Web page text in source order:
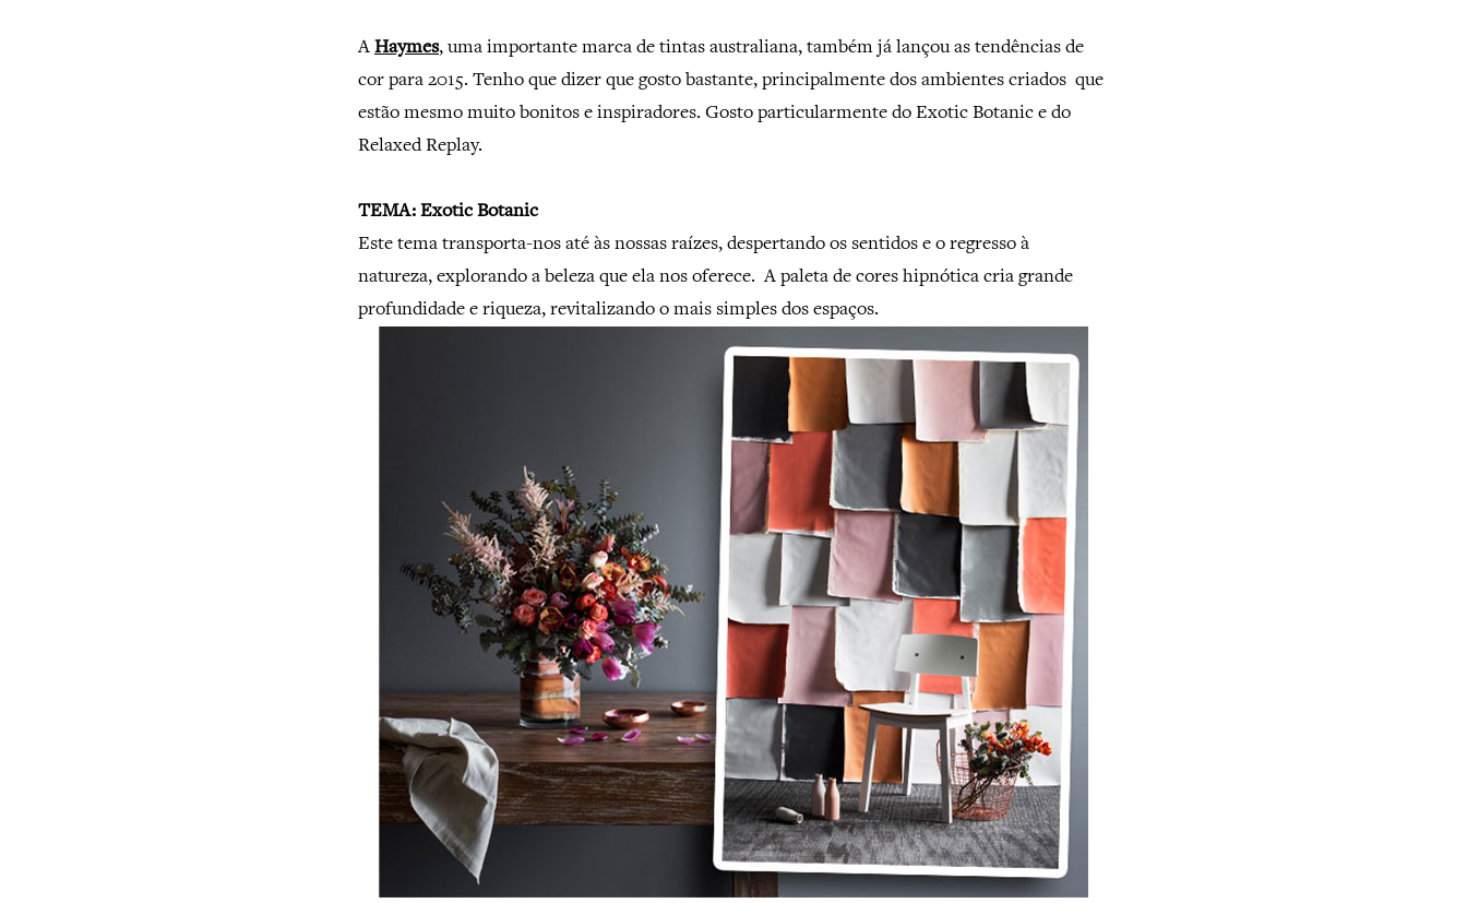
A Haymes, uma importante marca de tintas australiana, também já lançou as tendências de
cor para 2015. Tenho que dizer que gosto bastante, principalmente dos ambientes criados que
estão mesmo muito bonitos e inspiradores. Gosto particularmente do Exotic Botanic e do
Relaxed Replay.
TEMA: Exotic Botanic
Este tema transporta-nos até às nossas raízes, despertando os sentidos e o regresso à
natureza, explorando a beleza que ela nos oferece. A paleta de cores hipnótica cria grande
profundidade e riqueza, revitalizando o mais simples dos espaços.